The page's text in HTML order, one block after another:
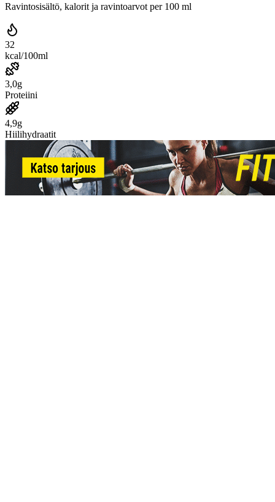
Ravintosisältö, kalorit ja ravintoarvot per 100 ml
32
kcal/100ml
3,0g
Proteiini
4,9g
Hiilihydraatit